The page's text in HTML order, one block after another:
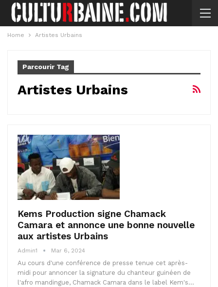
Home Artistes Urbains
Parcourir Tag
Artistes Urbains
Kems Production signe Chamack
Camara et annonce une bonne nouvelle
aux artistes Urbains
Admin1 Mar 6, 2024
Au cours d'une conférence de presse tenue cet après-
midi pour annoncer la signature du chanteur guinéen de
l'afro mandingue, Chamack Camara dans le label Kem's…